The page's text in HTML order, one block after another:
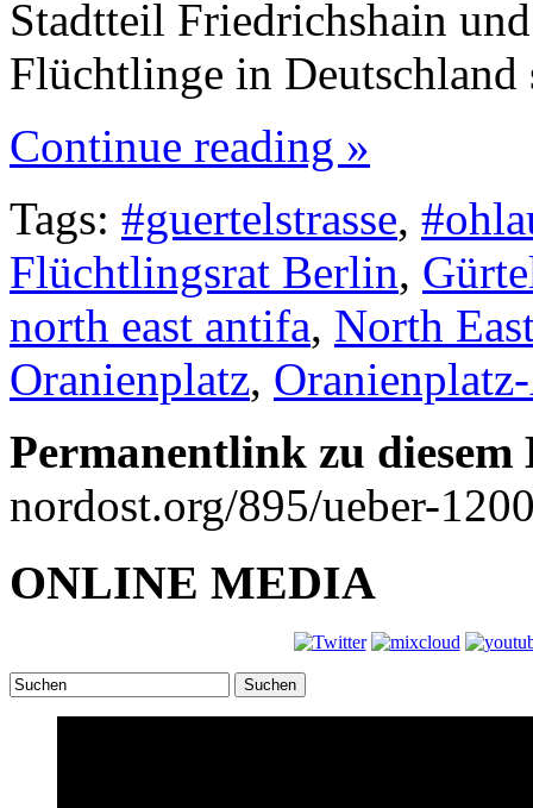
Stadtteil Friedrichshain
Flüchtlinge in
Continue reading »
Tags: #guertelstrasse,
Flüchtlingsrat Berlin,
north east antifa, North
Oranienplatz,
Permanentlink zu
nordost.org/895/ueber-
ONLINE MEDIA
Suchen